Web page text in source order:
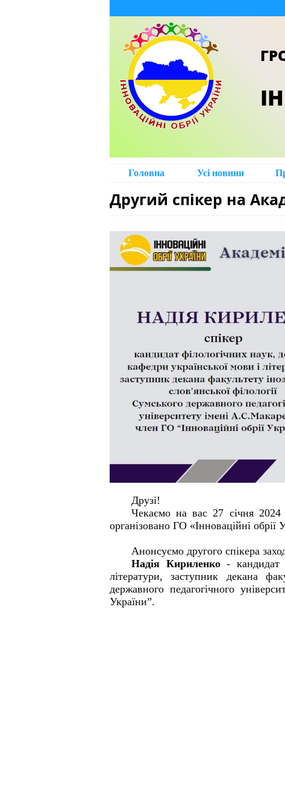
Головна Усі новини
Другий спікер на
Друзі!
Чекаємо на вас 27 січня 2024
організовано ГО «Інноваційні обрії
Анонсуємо другого спікера
Надія Кириленко- кандидат
літератури, заступник
декана
державного педагогічного
України”.